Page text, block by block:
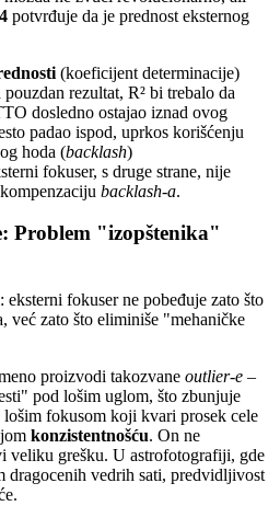
potvrđuje da je prednost eksternog
(koeficijent determinacije)
rezultat, R² bi trebalo da
dosledno ostajao iznad ovog
padao ispod, uprkos korišćenju
hoda (backlash)
fokuser, s druge strane, nije
backlash-a.
Problem "izopštenika"
fokuser ne pobeđuje zato što
već zato što eliminiše "mehaničke
proizvodi takozvane outlier-e –
pod lošim uglom, što zbunjuje
fokusom koji kvari prosek cele
konzistentnošću. On ne
veliku grešku. U astrofotografiji, gde
dragocenih vedrih sati, predvidljivost